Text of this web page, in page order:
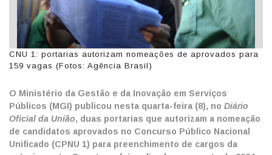
CNU 1: portarias autorizam nomeações de aprovados para
159 vagas (Fotos: Agência Brasil)
O Ministério da Gestão e da Inovação em Serviços
Públicos (MGI) publicou nesta quarta-feira (8), no Diário
Oficial da União, duas portarias que autorizam a nomeação
de candidatos aprovados no Concurso Público Nacional
Unificado (CPNU 1) para preenchimento de cargos da